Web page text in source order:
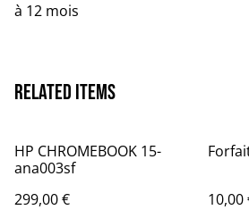
à 12 mois
Related items
HP CHROMEBOOK 15-
ana003sf
299,00 €
10,00